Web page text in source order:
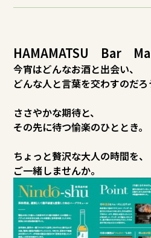
HAMAMATSU Bar
今宵はどんなお酒と出会い、
どんな人と言葉を交わすのだろ
ささやかな期待と、
その先に待つ愉楽のひととき。
ちょっと贅沢な大人の時間を、
ご一緒しませんか。